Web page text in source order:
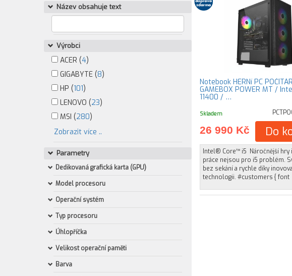
Název obsahuje text
Výrobci
ACER (4)
GIGABYTE (8)
HP (101)
LENOVO (23)
MSI (280)
Zobrazit více ..
Parametry
Dedikovaná grafická karta (GPU)
Model procesoru
Operační systém
Typ procesoru
Úhlopříčka
Velikost operační paměti
Barva
Notebook HERNí PC
GAMEBOX POWER MT / Intel Core i5-
11400 / …
Skladem
26 990 Kč Do
Intel® Core™ i5 Náročnější hry
práce nejsou pro i5 problém.
bez sekání a rychle díky
technologii. #customers { font